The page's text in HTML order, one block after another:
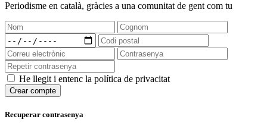
Periodisme en català, gràcies a una comunitat de gent com tu
He llegit i entenc la política de privacitat
Crear compte
Recuperar contrasenya